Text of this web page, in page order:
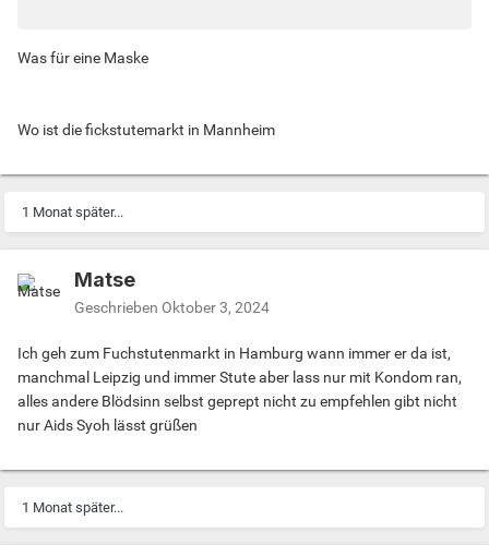
Was für eine Maske
Wo ist die fickstutemarkt in Mannheim
1 Monat später...
Matse
Geschrieben Oktober 3, 2024
Ich geh zum Fuchstutenmarkt in Hamburg wann immer er da ist,
manchmal Leipzig und immer Stute aber lass nur mit Kondom ran,
alles andere Blödsinn selbst geprept nicht zu empfehlen gibt nicht
nur Aids Syoh lässt grüßen
1 Monat später...